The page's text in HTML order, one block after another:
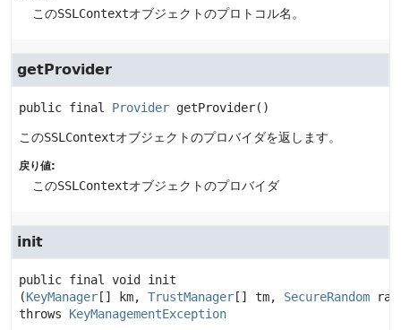
このSSLContextオブジェクトのプロトコル名。
getProvider
public final Provider getProvider()
このSSLContextオブジェクトのプロバイダを返します。
戻り値:
このSSLContextオブジェクトのプロバイダ
init
public final void
init
(KeyManager [] km, TrustManager [] tm, SecureRandom
throws KeyManagementException